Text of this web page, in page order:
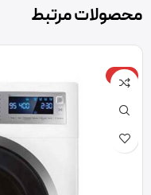
محصولات مرتبط
-12%